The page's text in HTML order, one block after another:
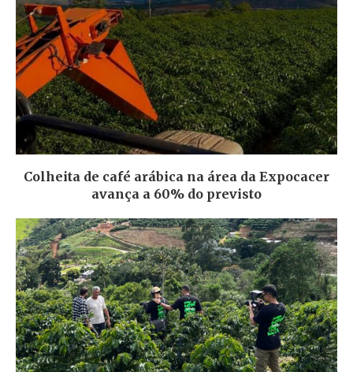
Colheita de café arábica na área da Expocacer
avança a 60% do previsto